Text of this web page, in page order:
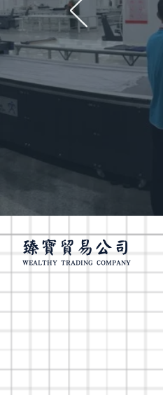
臻寶貿易公司
WEALTHY TRADING COMPANY